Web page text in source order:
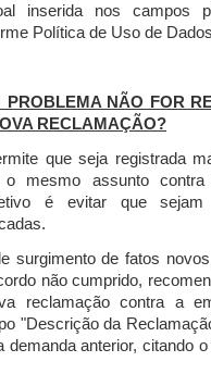
inserida nos campos
Política de Uso de
PROBLEMA NÃO FOR
RECLAMAÇÃO?
que seja registrada
o mesmo assunto
é evitar que sejam
surgimento de fatos
não cumprido,
reclamação contra a
"Descrição da
demanda anterior, citando